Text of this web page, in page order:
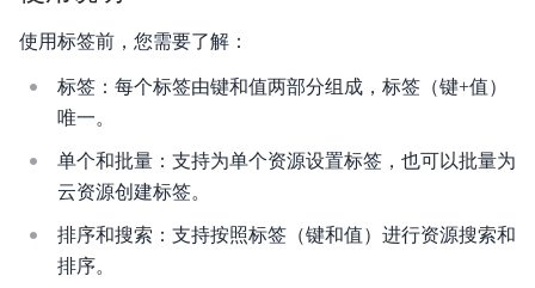
使用标签前，您需要了解：
标签：每个标签由键和值两部分组成，标签（键+值）
唯一。
单个和批量：支持为单个资源设置标签，也可以批量为
云资源创建标签。
排序和搜索：支持按照标签（键和值）进行资源搜索和
排序。